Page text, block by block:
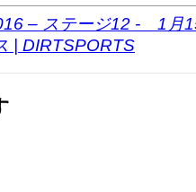
– ステージ12 - 1月
| DIRTSPORTS